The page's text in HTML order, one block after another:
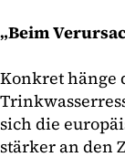
„Beim
Konkret hänge
sich die
stärker an den